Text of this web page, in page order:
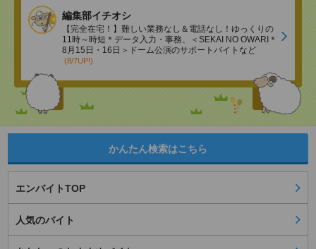
編集部イチオシ
【完全在宅！】難しい業務なし＆電話なし！ゆっくりの
11時～時短＊データ入力・事務、＜SEKAI NO OWARI＊
8月15日・16日＞ドーム公演のサポートバイトなど
(8/7UP!)
かんたん検索はこちら
エンバイトTOP
人気のバイト